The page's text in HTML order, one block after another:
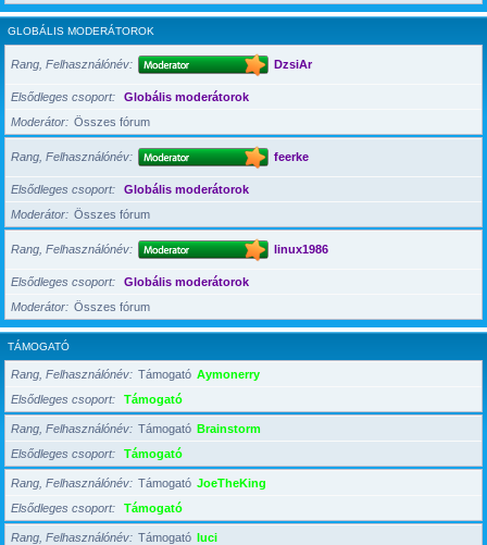
GLOBÁLIS MODERÁTOROK
Rang, Felhasználónév DzsiAr
Elsődleges csoport
Globális moderátorok
Moderátor
Összes fórum
Rang, Felhasználónév feerke
Elsődleges csoport
Globális moderátorok
Moderátor
Összes fórum
Rang, Felhasználónév linux1986
Elsődleges csoport
Globális moderátorok
Moderátor
Összes fórum
TÁMOGATÓ
Rang, Felhasználónév Támogató Aymonerry
Elsődleges csoport
Támogató
Rang, Felhasználónév Támogató Brainstorm
Elsődleges csoport
Támogató
Rang, Felhasználónév Támogató JoeTheKing
Elsődleges csoport
Támogató
Rang, Felhasználónév Támogató luci